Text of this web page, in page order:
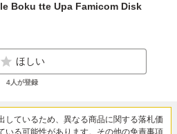
Boku tte Upa Famicom Disk
ほしい
4人が登録
しているため、異なる商品に関する落札価
いる可能性があります。その他の免責事項